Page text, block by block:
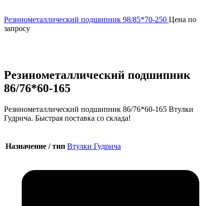
Резинометаллический подшипник 98/85*70-250 Цена по
запросу
Резинометаллический подшипник
86/76*60-165
Резинометаллический подшипник 86/76*60-165 Втулки
Гудрича. Быстрая поставка со склада!
Назначение / тип Втулки Гудрича